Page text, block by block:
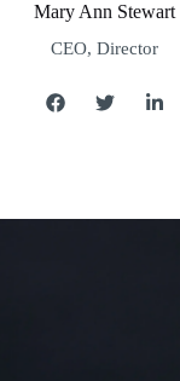
Mary Ann Stewart
CEO, Director